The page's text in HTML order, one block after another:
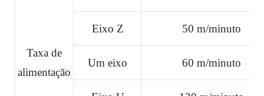
Taxa de
alimentação
Eixo Z 50 m/minuto
Um eixo 60 m/minuto